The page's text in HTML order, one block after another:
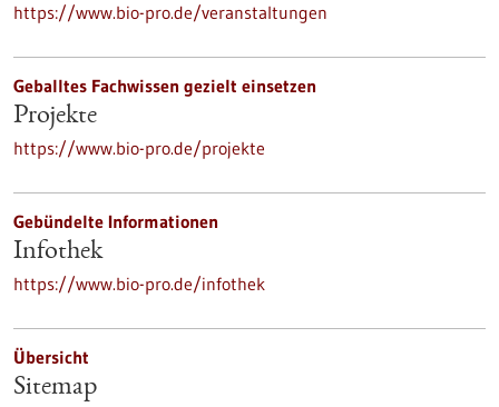
https://www.bio-pro.de/veranstaltungen
Geballtes Fachwissen gezielt einsetzen
Projekte
https://www.bio-pro.de/projekte
Gebündelte Informationen
Infothek
https://www.bio-pro.de/infothek
Übersicht
Sitemap